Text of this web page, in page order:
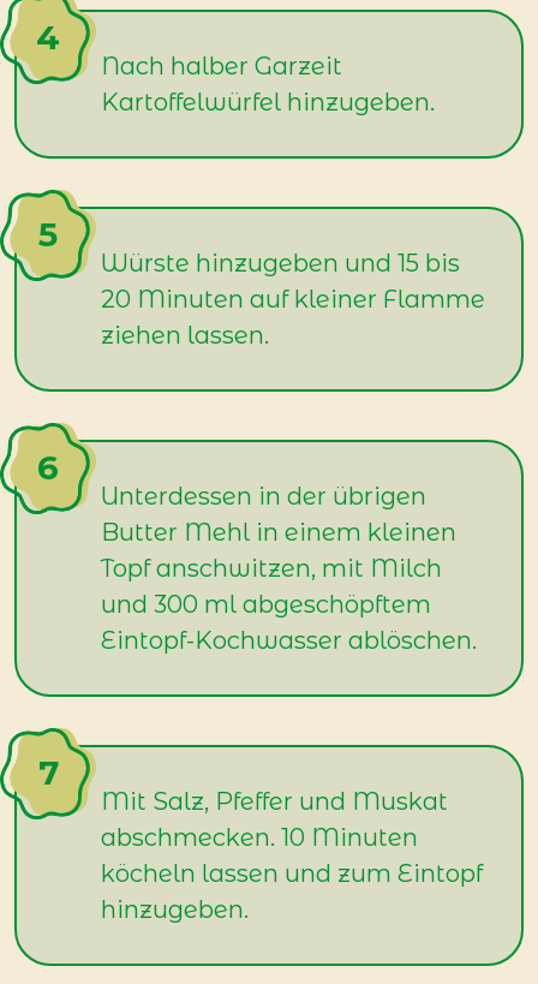
Nach halber Garzeit
Kartoffelwürfel hinzugeben.
Würste hinzugeben und 15 bis
20 Minuten auf kleiner Flamme
ziehen lassen.
Unterdessen in der übrigen
Butter Mehl in einem kleinen
Topf anschwitzen, mit Milch
und 300 ml abgeschöpftem
Eintopf-Kochwasser ablöschen.
Mit Salz, Pfeffer und Muskat
abschmecken. 10 Minuten
köcheln lassen und zum Eintopf
hinzugeben.